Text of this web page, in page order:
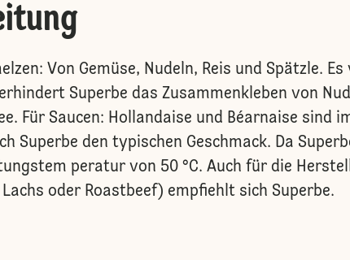
Von Gemüse, Nudeln, Reis und Spätzle.
Superbe das Zusammenkleben von
Für Saucen: Hollandaise und Béarnaise sind
Superbe den typischen Geschmack. Da
peratur von 50 °C. Auch für die
Lachs oder Roastbeef) empfiehlt sich Superbe.